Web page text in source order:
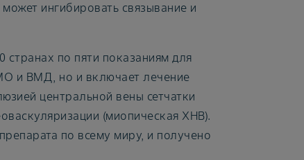
ингибировать связывание и
по пяти показаниям для
и ВМД, но и включает лечение
центральной вены сетчатки
(миопическая ХНВ).
по всему миру, и получено